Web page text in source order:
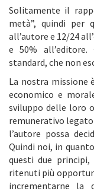
Solitamente il
metà”, quindi per
all’autore e 12/24
e 50% all’editore.
standard, che non
La nostra missione
economico e
sviluppo delle loro
remunerativo
l’autore possa
Quindi noi, in
questi due
ritenuti più
incrementarne la